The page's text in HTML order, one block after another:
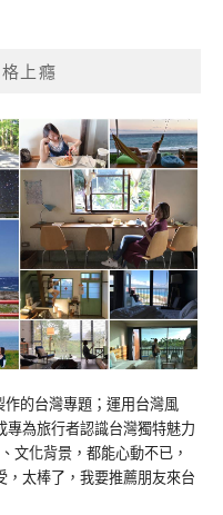
上癮
作的台灣專題；運用台灣風
專為旅行者認識台灣獨特魅力
文化背景，都能心動不已，
，太棒了，我要推薦朋友來台